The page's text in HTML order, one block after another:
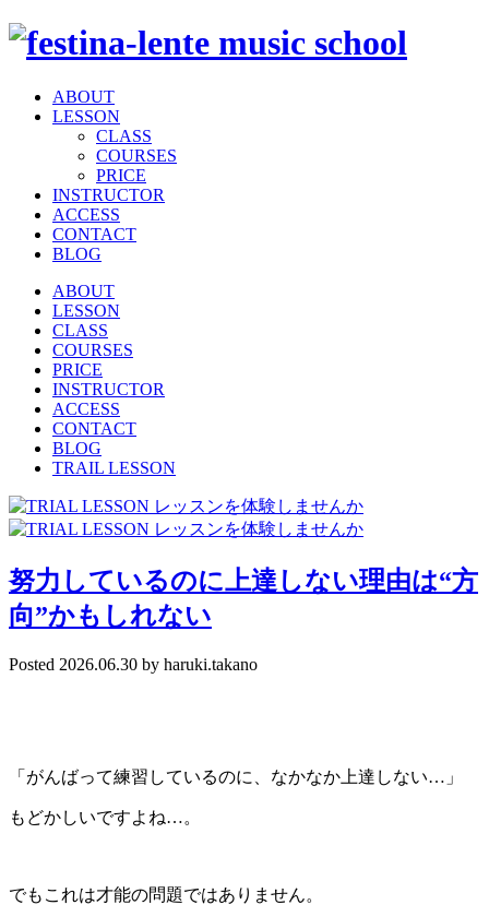
ABOUT
LESSON
CLASS
COURSES
PRICE
INSTRUCTOR
ACCESS
CONTACT
BLOG
ABOUT
LESSON
CLASS
COURSES
PRICE
INSTRUCTOR
ACCESS
CONTACT
BLOG
TRAIL LESSON
努力しているのに上達しない理由は“方
向”かもしれない
Posted 2026.06.30 by haruki.takano
「がんばって練習しているのに、なかなか上達しない…」
もどかしいですよね…。
でもこれは才能の問題ではありません。